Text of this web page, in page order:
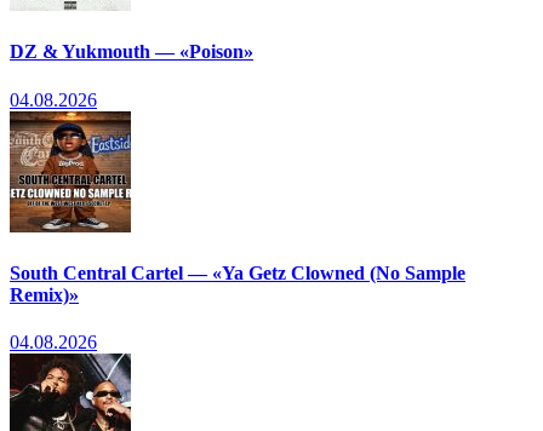
DZ & Yukmouth — «Poison»
04.08.2026
South Central Cartel — «Ya Getz Clowned (No Sample
Remix)»
04.08.2026